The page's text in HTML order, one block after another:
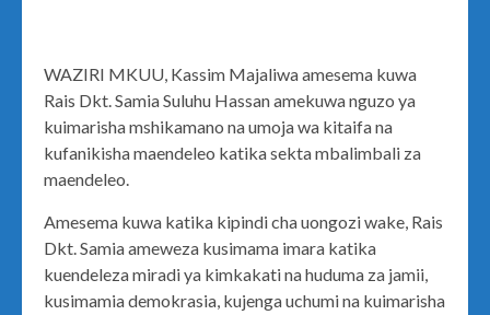
WAZIRI MKUU, Kassim Majaliwa amesema kuwa
Rais Dkt. Samia Suluhu Hassan amekuwa nguzo ya
kuimarisha mshikamano na umoja wa kitaifa na
kufanikisha maendeleo katika sekta mbalimbali za
maendeleo.
Amesema kuwa katika kipindi cha uongozi wake, Rais
Dkt. Samia ameweza kusimama imara katika
kuendeleza miradi ya kimkakati na huduma za jamii,
kusimamia demokrasia, kujenga uchumi na kuimarisha